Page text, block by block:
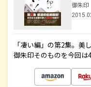
御朱印
「凄い編」の第2集。美
御朱印そのものを今回は